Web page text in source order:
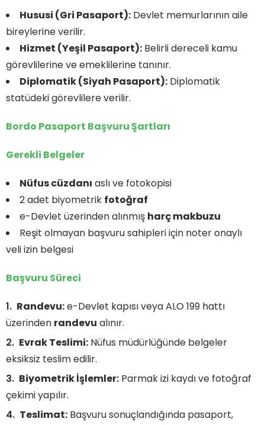
Hususi (Gri Pasaport): Devlet memurlarının aile
bireylerine verilir.
Hizmet (Yeşil Pasaport): Belirli dereceli kamu
görevlilerine ve emeklilerine tanınır.
Diplomatik (Siyah Pasaport): Diplomatik
statüdeki görevlilere verilir.
Bordo Pasaport Başvuru Şartları
Gerekli Belgeler
Nüfus cüzdanı aslı ve fotokopisi
2 adet biyometrik fotoğraf
e-Devlet üzerinden alınmış harç makbuzu
Reşit olmayan başvuru sahipleri için noter onaylı
veli izin belgesi
Başvuru Süreci
Randevu:e-Devlet kapısı veya ALO 199 hattı
üzerinden randevu alınır.
Evrak Teslimi: Nüfus müdürlüğünde belgeler
eksiksiz teslim edilir.
Biyometrik İşlemler: Parmak izi kaydı ve fotoğraf
çekimi yapılır.
Teslimat: Başvuru sonuçlandığında pasaport,